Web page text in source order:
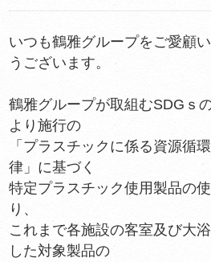
いつも鶴雅グループをご愛顧
うございます。
鶴雅グループが取組むSDGｓ
より施行の
「プラスチックに係る資源循
律」に基づく
特定プラスチック使用製品の
り、
これまで各施設の客室及び大
した対象製品の